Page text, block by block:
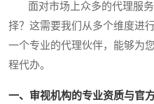
面对市场上众多的代理服务
择？这需要我们从多个维度进
一个专业的代理伙伴，能够为
程代办。
一、审视机构的专业资质与官